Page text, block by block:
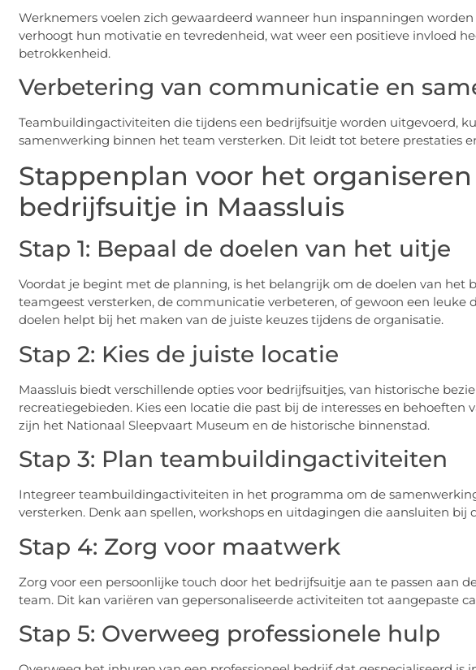
Werknemers voelen zich gewaardeerd wanneer hun inspanningen
verhoogt hun motivatie en tevredenheid, wat weer een positieve invloed
betrokkenheid.
Verbetering van communicatie en
Teambuildingactiviteiten die tijdens een bedrijfsuitje worden uitgevoerd,
samenwerking binnen het team versterken. Dit leidt tot betere prestaties
Stappenplan voor het organiseren
bedrijfsuitje in Maassluis
Stap 1: Bepaal de doelen van het uitje
Voordat je begint met de planning, is het belangrijk om de doelen van het
teamgeest versterken, de communicatie verbeteren, of gewoon een leuke
doelen helpt bij het maken van de juiste keuzes tijdens de organisatie.
Stap 2: Kies de juiste locatie
Maassluis biedt verschillende opties voor bedrijfsuitjes, van historische
recreatiegebieden. Kies een locatie die past bij de interesses en behoeften
zijn het Nationaal Sleepvaart Museum en de historische binnenstad.
Stap 3: Plan teambuildingactiviteiten
Integreer teambuildingactiviteiten in het programma om de
versterken. Denk aan spellen, workshops en uitdagingen die aansluiten bij
Stap 4: Zorg voor maatwerk
Zorg voor een persoonlijke touch door het bedrijfsuitje aan te passen aan
team. Dit kan variëren van gepersonaliseerde activiteiten tot aangepaste
Stap 5: Overweeg professionele hulp